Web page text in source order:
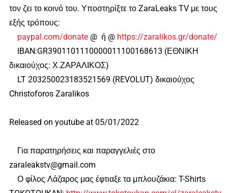
τον ζει το κοινό του. Υποστηρίξτε το ZaraLeaks TV με τους
εξής τρόπους:
paypal.com/donate@ ή @ https://zaralikos.gr/donate/
IBAN:GR3901101110000011100168613 (ΕΘΝΙΚΗ
δικαιούχος: Χ.ΖΑΡΑΛΙΚΟΣ)
LT 203250023183521569 (REVOLUT) δικαιούχος
Christoforos Zaralikos
Released on youtube at 05/01/2022
Για παρατηρήσεις και παραγγελιές στο
zaraleakstv@gmail.com
Ο φίλος Λάζαρος μας έφτιαξε τα μπλουζάκια: T-Shirts